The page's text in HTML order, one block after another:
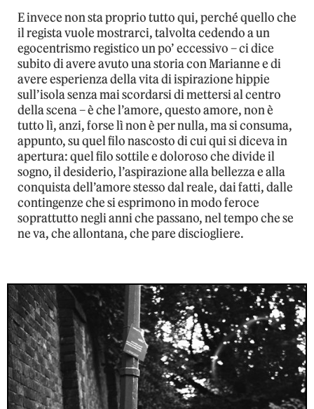
E invece non sta proprio tutto qui, perché quello che
il regista vuole mostrarci, talvolta cedendo a un
egocentrismo registico un po’ eccessivo – ci dice
subito di avere avuto una storia con Marianne e di
avere esperienza della vita di ispirazione hippie
sull’isola senza mai scordarsi di mettersi al centro
della scena – è che l’amore, questo amore, non è
tutto lì, anzi, forse lì non è per nulla, ma si consuma,
appunto, su quel filo nascosto di cui qui si diceva in
apertura: quel filo sottile e doloroso che divide il
sogno, il desiderio, l’aspirazione alla bellezza e alla
conquista dell’amore stesso dal reale, dai fatti, dalle
contingenze che si esprimono in modo feroce
soprattutto negli anni che passano, nel tempo che se
ne va, che allontana, che pare disciogliere.